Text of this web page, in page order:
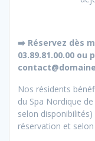
➡️ Réservez dès
03.89.81.00.00 ou
Nos résidents
du Spa Nordique
selon disponibilités)
réservation et